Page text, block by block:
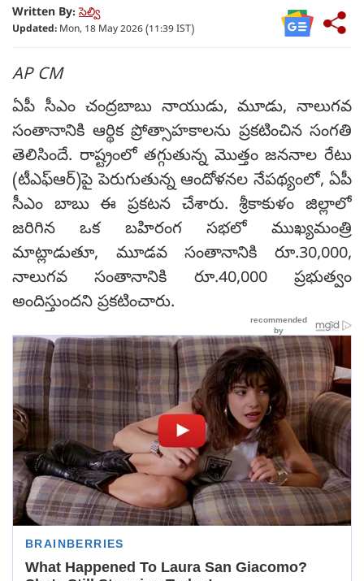
Written By: సెల్వి
Updated: Mon, 18 May 2026 (11:39 IST)
AP CM
ఏపీ సీఎం చంద్రబాబు నాయుడు, మూడు, నాలుగవ
సంతానానికి ఆర్థిక ప్రోత్సాహకాలను ప్రకటించిన సంగతి
తెలిసిందే. రాష్ట్రంలో తగ్గుతున్న మొత్తం జననాల రేటు
(టీఎఫ్ఆర్)పై పెరుగుతున్న ఆందోళనల నేపథ్యంలో, ఏపీ
సీఎం బాబు ఈ ప్రకటన చేశారు. శ్రీకాకుళం జిల్లాలో
జరిగిన ఒక బహిరంగ సభలో ముఖ్యమంత్రి
మాట్లాడుతూ, మూడవ సంతానానికి రూ.30,000,
నాలుగవ సంతానానికి రూ.40,000 ప్రభుత్వం
అందిస్తుందని ప్రకటించారు.